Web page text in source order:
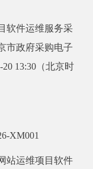
件运维服务采
市政府采购电子
13:30（北京时
XM001
运维项目软件